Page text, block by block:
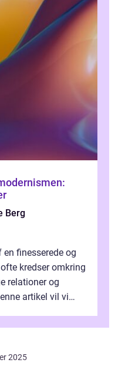
Berg
finesserede og
kredser omkring
relationer og
artikel vil vi
2025